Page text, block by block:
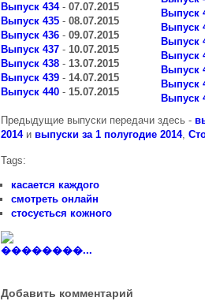
Выпуск 434- 07.07.2015
Выпуск 435 - 08.07.2015
Выпуск 436 - 09.07.2015
Выпуск 437 - 10.07.2015
Выпуск 438 - 13.07.2015
Выпуск 439 - 14.07.2015
Выпуск 440 - 15.07.2015
Выпуск
Выпуск
Выпуск
Выпуск
Выпуск
Выпуск
Выпуск
Предыдущие выпуски передачи здесь -
2014и выпуски за 1 полугодие 2014,
Tags:
касается каждого
смотреть онлайн
стосується кожного
��������...
Добавить комментарий